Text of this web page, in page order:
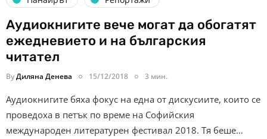
Аудиокнигите вече могат да обогатят
ежедневието и на българския
читател
ByДиляна Денева 15/12/2018 3 мин.
Аудиокнигите бяха фокус на една от дискусиите, които се
проведоха в петък по време на Софийския
международен литературен фестивал 2018. Тя беше…